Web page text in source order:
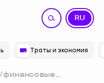
Траты и экономия
RU
UZ
финансовые